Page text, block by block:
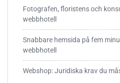
Fotografen, floristens och
webbhotell
Snabbare hemsida på fem
webbhotell
Webshop: Juridiska krav du